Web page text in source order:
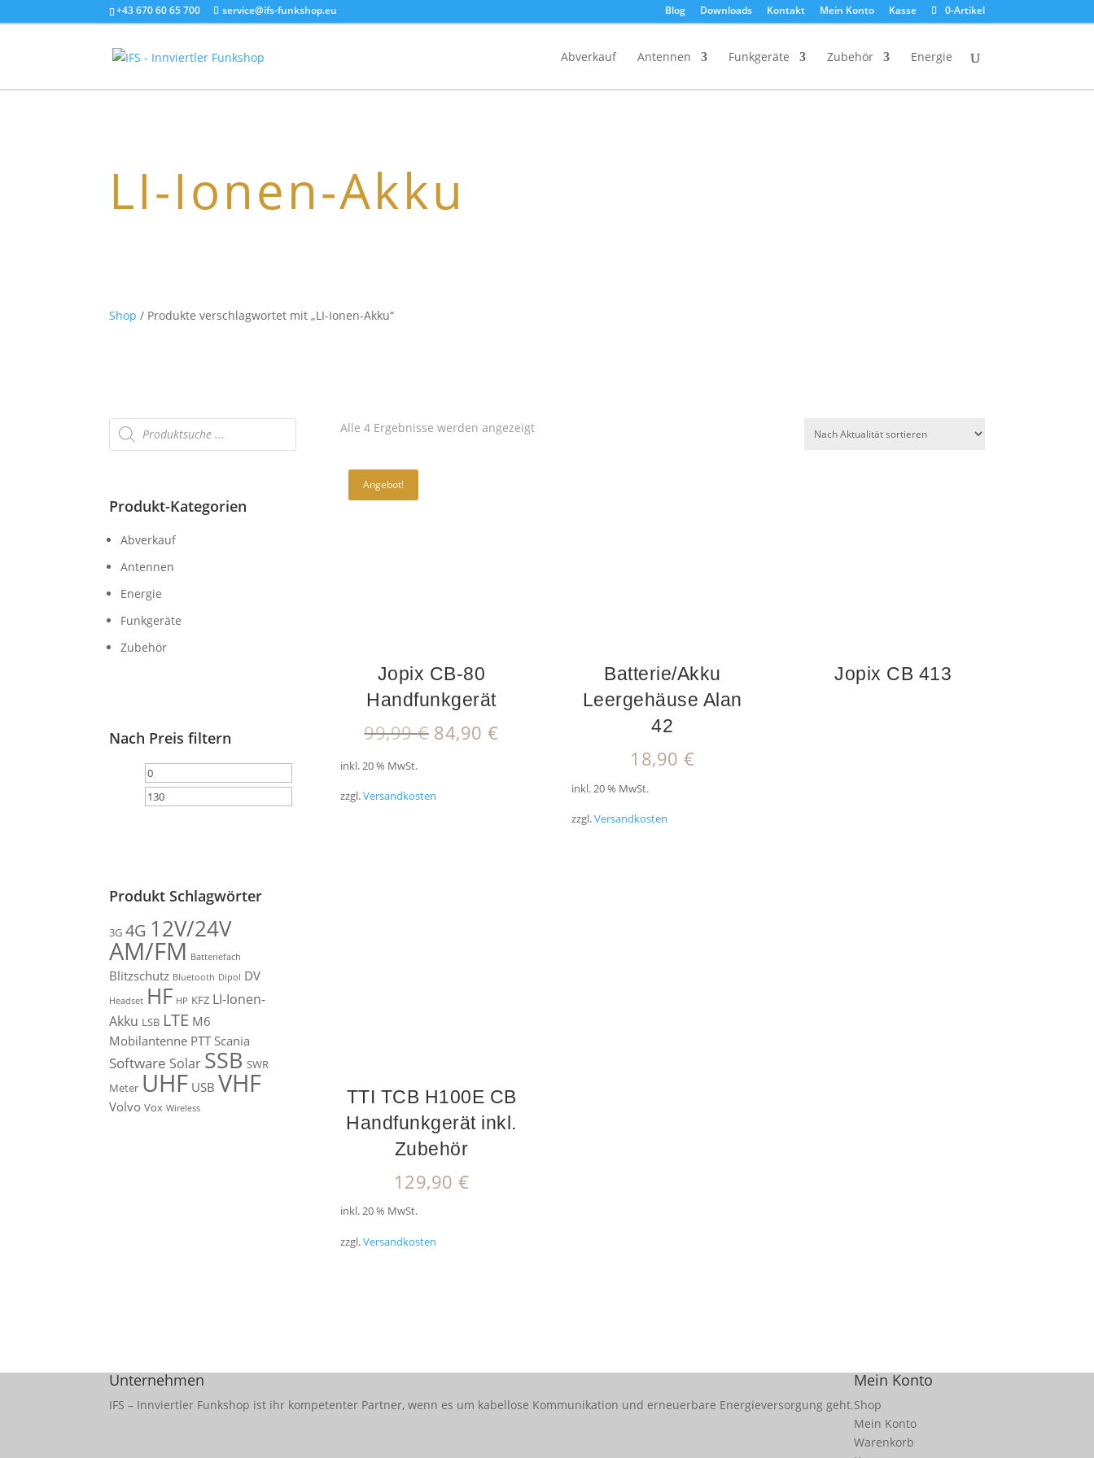
+43 670 60 65 700 service@ifs-funkshop.eu Blog Downloads Kontakt Mein Konto Kasse 0-Artikel
Abverkauf Antennen Funkgeräte Zubehör Energie
Products
LI-Ionen-Akku
Shop / Produkte verschlagwortet mit „LI-Ionen-Akku“
Products
search
Produkt-Kategorien
Abverkauf
Antennen
Energie
Funkgeräte
Zubehör
Nach Preis filtern
Min.
Preis
Produkt Schlagwörter
3G 4G 12V/24V
AM/FM Batteriefach
Blitzschutz Bluetooth Dipol DV
Headset HF HP KFZ LI-Ionen-
Akku LSB LTE M6
Mobilantenne PTT Scania
Software Solar SSB SWR
Meter UHF USB VHF
Volvo Vox Wireless
Alle 4 Ergebnisse werden angezeigtNach
Angebot!
Jopix CB-80
Handfunkgerät
99,99€ Ursprünglicher
99,99 €
84,90€Aktueller
inkl. 20 % MwSt.
zzgl.Versandkosten
Batterie/Akku
Leergehäuse Alan
42
18,90 €
inkl. 20 % MwSt.
zzgl.Versandkosten
Jopix CB 413
TTI TCB H100E CB
Handfunkgerät inkl.
Zubehör
129,90€
inkl. 20 % MwSt.
zzgl.Versandkosten
Unternehmen
IFS – Innviertler Funkshop ist ihr kompetenter Partner, wenn es um kabellose Kommunikation und erneuerbare Energieversorgung geht.
Mein Konto
Shop
Mein Konto
Warenkorb